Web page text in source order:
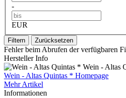
-
EUR
Filtern Zurücksetzen
Fehler beim Abrufen der verfügbaren
Hersteller Info
Wein - Altas
Wein - Altas Quintas * Homepage
Mehr Artikel
Informationen